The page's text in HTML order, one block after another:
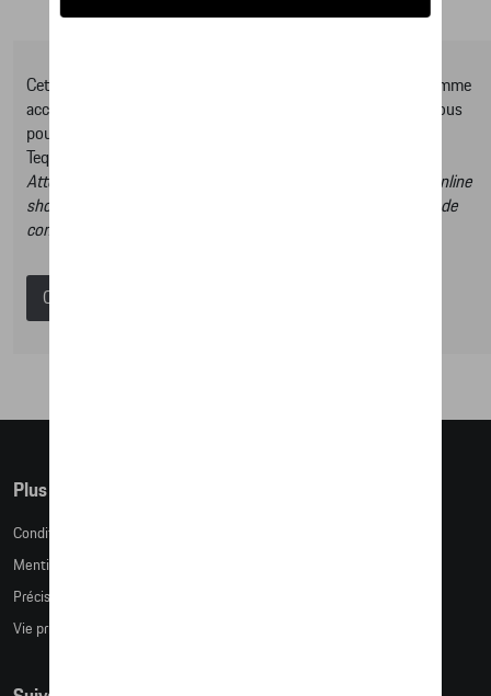
Cet online shop vous présente une sélection d’articles de la gamme
accessoires Tequipment, pour découvrir la gamme complète vous
pouvez consulter notre Moteur de recherche d’accessoires
Tequipment.
Attention, en cliquant sur le lien du catalogue vous sortez du online
shop et dans ce catalogue vous n’aurez donc pas la possibilité de
commander des articles en ligne.
Catalogue Porsche
Plus d'informations
Conditions de vente
Mentions légales
Précision des tailles
Vie privée